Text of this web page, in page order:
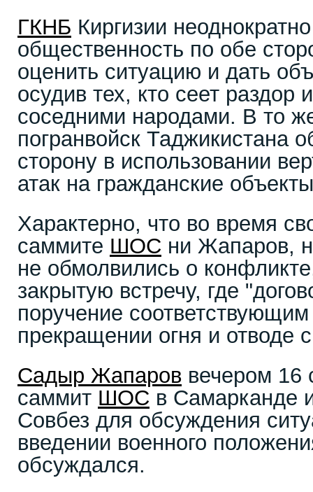
ГКНБ Киргизии
общественность по обе
оценить ситуацию и дать
осудив тех, кто сеет
соседними народами. В то
погранвойск Таджикистана
сторону в использовании
атак на гражданские
Характерно, что во время
саммите ШОС ни Жапаров,
не обмолвились о
закрытую встречу, где
поручение
прекращении огня и отводе
Садыр Жапаров вечером 16
саммит ШОС в Самарканде
Совбез для обсуждения
введении военного
обсуждался.